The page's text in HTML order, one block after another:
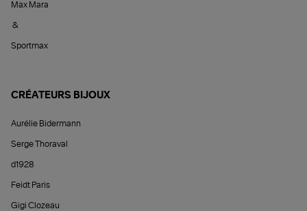
Max Mara
&
Sportmax
CRÉATEURS BIJOUX
Aurélie Bidermann
Serge Thoraval
d1928
Feidt Paris
Gigi Clozeau